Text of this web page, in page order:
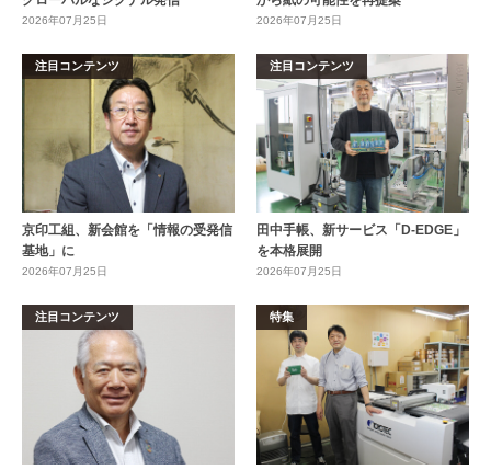
2026年07月25日 2026年07月25日
注目コンテンツ
京印工組、新会館を「情報の受発信
基地」に
2026年07月25日
注目コンテンツ
田中手帳、新サービス「D-EDGE」
を本格展開
2026年07月25日
注目コンテンツ 特集